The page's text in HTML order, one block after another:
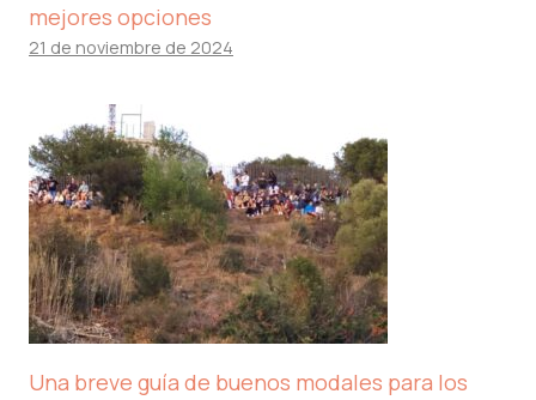
mejores opciones
21 de noviembre de 2024
Una breve guía de buenos modales para los